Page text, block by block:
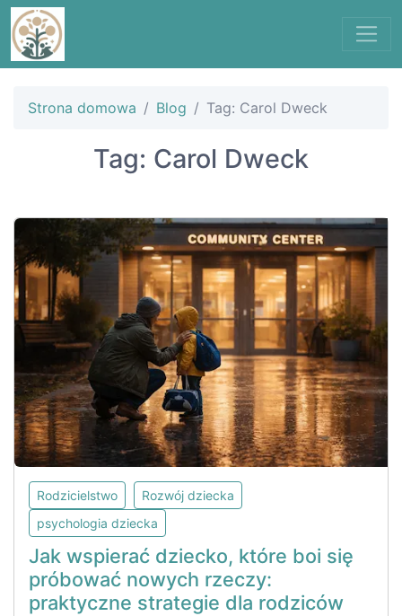
Strona domowa Blog Tag: Carol Dweck
Tag: Carol Dweck
Rodzicielstwo
Rozwój dziecka
psychologia dziecka
Jak wspierać dziecko, które boi się
próbować nowych rzeczy:
praktyczne strategie dla rodziców